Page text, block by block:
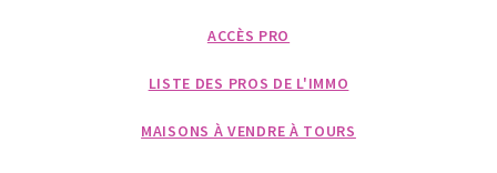
ACCÈS PRO
LISTE DES PROS DE L'IMMO
MAISONS À VENDRE À TOURS